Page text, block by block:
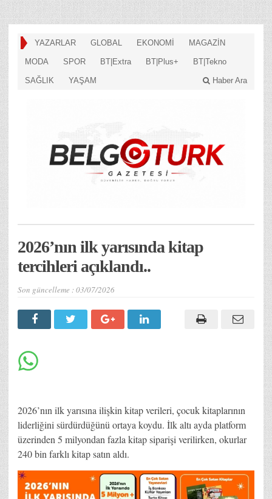
YAZARLAR GLOBAL EKONOMİ MAGAZİN
MODA SPOR BT|Extra BT|Plus+ BT|Tekno
SAĞLIK YAŞAM Haber Ara
2026’nın ilk yarısında kitap
tercihleri açıklandı..
Son güncelleme :03/07/2026
2026’nın ilk yarısına ilişkin kitap verileri, çocuk kitaplarının
liderliğini sürdürdüğünü ortaya koydu. İlk altı ayda platform
üzerinden 5 milyondan fazla kitap siparişi verilirken, okurlar
240 bin farklı kitap satın aldı.